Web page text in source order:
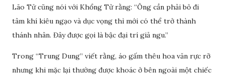
Lão Tử cũng nói với Khổng Tử rằng: “Ông cần phải bỏ đi
tâm khí kiêu ngạo và dục vọng thì mới có thể trở thành
thánh nhân. Đây được gọi là bậc đại trí giả ngu.”
Trong “Trung Dung” viết rằng, áo gấm thêu hoa văn rực rỡ
nhưng khi mặc lại thường được khoác ở bên ngoài một chiếc